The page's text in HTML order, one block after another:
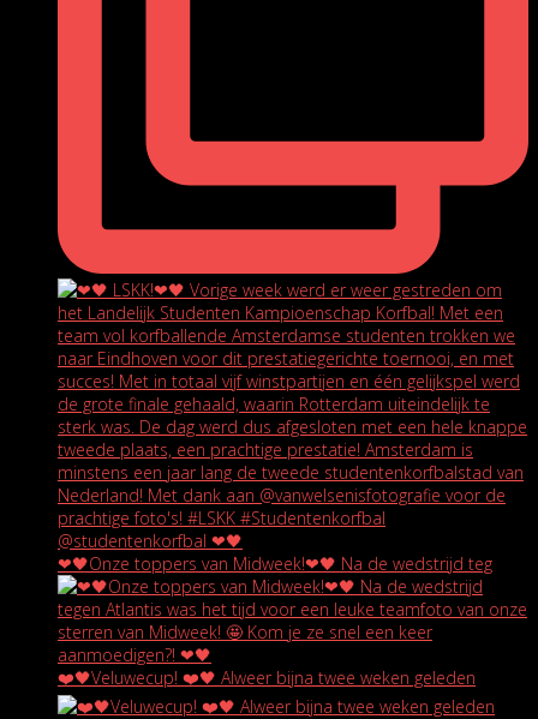
❤🖤Onze toppers van Midweek!❤🖤 Na de wedstrijd teg
❤️🖤Veluwecup! ❤️🖤 Alweer bijna twee weken geleden